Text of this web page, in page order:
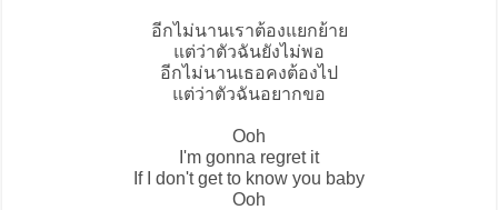
อีกไม่นานเราต้องแยกย้าย
แต่ว่าตัวฉันยังไม่พอ
อีกไม่นานเธอคงต้องไป
แต่ว่าตัวฉันอยากขอ
Ooh
I'm gonna regret it
If I don't get to know you baby
Ooh